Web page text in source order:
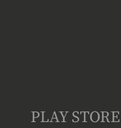
PLAY STORE